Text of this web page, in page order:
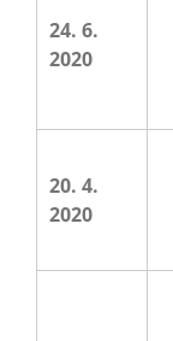
24. 6.
2020
20. 4.
2020